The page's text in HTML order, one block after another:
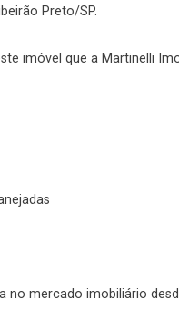
Preto/SP.
imóvel que a Martinelli
no mercado imobiliário